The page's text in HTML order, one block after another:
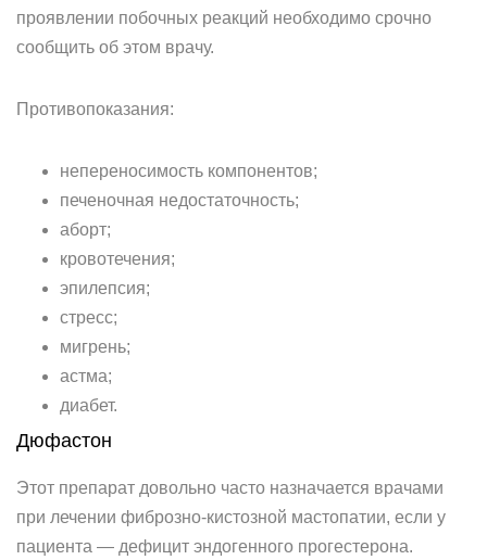
проявлении побочных реакций необходимо срочно
сообщить об этом врачу.
Противопоказания:
непереносимость компонентов;
печеночная недостаточность;
аборт;
кровотечения;
эпилепсия;
стресс;
мигрень;
астма;
диабет.
Дюфастон
Этот препарат довольно часто назначается врачами
при лечении фиброзно-кистозной мастопатии, если у
пациента — дефицит эндогенного прогестерона.